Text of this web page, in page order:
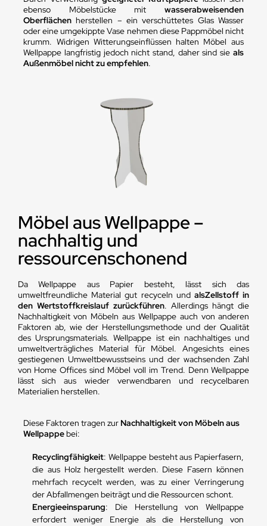
ebenso Möbelstücke mit wasserabweisenden
Oberflächen herstellen – ein verschüttetes Glas Wasser
oder eine umgekippte Vase nehmen diese Pappmöbel nicht
krumm. Widrigen Witterungseinflüssen halten Möbel aus
Wellpappe langfristig jedoch nicht stand, daher sind sie als
Außenmöbel nicht zu empfehlen.
Möbel aus Wellpappe –
nachhaltig und
ressourcenschonend
Da Wellpappe aus Papier besteht, lässt sich das
umweltfreundliche Material gut recyceln undalsZellstoff in
den Wertstoffkreislauf zurückführen. Allerdings hängt die
Nachhaltigkeit von Möbeln aus Wellpappe auch von anderen
Faktoren ab, wie der Herstellungsmethode und der Qualität
des Ursprungsmaterials. Wellpappe ist ein nachhaltiges und
umweltverträgliches Material für Möbel. Angesichts eines
gestiegenen Umweltbewusstseins und der wachsenden Zahl
von Home Offices sind Möbel voll im Trend. Denn Wellpappe
lässt sich aus wieder verwendbaren und recycelbaren
Materialien herstellen.
Diese Faktoren tragen zur Nachhaltigkeit von Möbeln aus
Wellpappebei:
Recyclingfähigkeit: Wellpappe besteht aus Papierfasern,
die aus Holz hergestellt werden. Diese Fasern können
mehrfach recycelt werden, was zu einer Verringerung
der Abfallmengen beiträgt und die Ressourcen schont.
Energieeinsparung: Die Herstellung von Wellpappe
erfordert weniger Energie als die Herstellung von